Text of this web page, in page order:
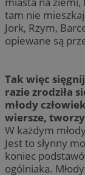
tam nie
Jork, Rzym,
opiewane są
Tak więc
razie zrodziła
młody
wiersze,
W każdym
Jest to słynny
koniec
ogólniaka.